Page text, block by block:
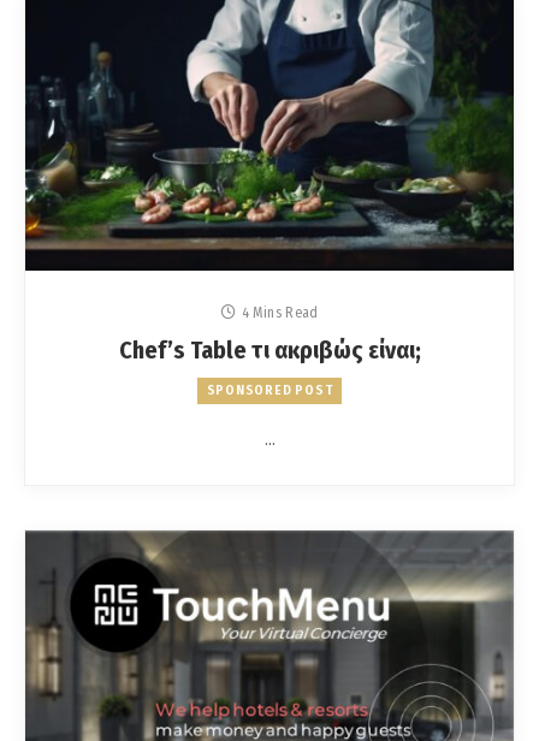
4 Mins Read
Chef’s Table τι ακριβώς είναι;
SPONSORED POST
…